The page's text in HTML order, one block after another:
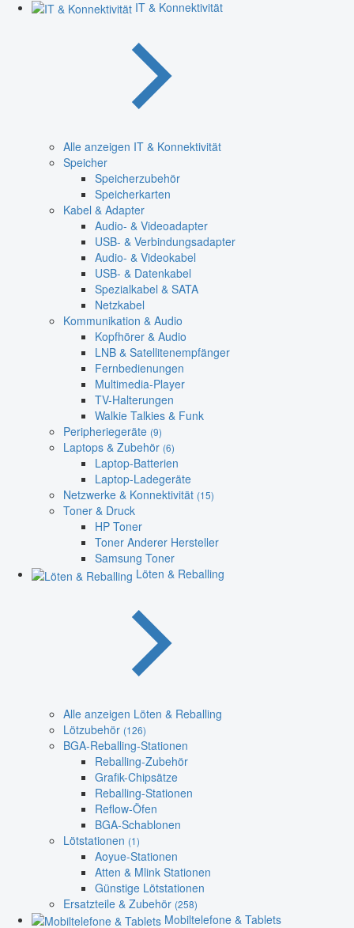
IT & Konnektivität
Alle anzeigen IT & Konnektivität
Speicher
Speicherzubehör
Speicherkarten
Kabel & Adapter
Audio- & Videoadapter
USB- & Verbindungsadapter
Audio- & Videokabel
USB- & Datenkabel
Spezialkabel & SATA
Netzkabel
Kommunikation & Audio
Kopfhörer & Audio
LNB & Satellitenempfänger
Fernbedienungen
Multimedia-Player
TV-Halterungen
Walkie Talkies & Funk
Peripheriegeräte (9)
Laptops & Zubehör (6)
Laptop-Batterien
Laptop-Ladegeräte
Netzwerke & Konnektivität (15)
Toner & Druck
HP Toner
Toner Anderer Hersteller
Samsung Toner
Löten & Reballing
Alle anzeigen Löten & Reballing
Lötzubehör (126)
BGA-Reballing-Stationen
Reballing-Zubehör
Grafik-Chipsätze
Reballing-Stationen
Reflow-Öfen
BGA-Schablonen
Lötstationen (1)
Aoyue-Stationen
Atten & Mlink Stationen
Günstige Lötstationen
Ersatzteile & Zubehör (258)
Mobiltelefone & Tablets